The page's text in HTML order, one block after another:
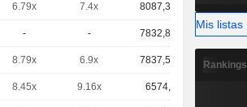
6.79x 7.4x 8087,35 M
- - 7832,88 M
8.79x 6.9x 7837,59 M
8.45x 9.16x 6574,1 M
Mis listas
Rankings